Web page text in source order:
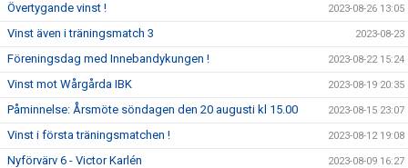
Övertygande vinst ! 2023-08-26 13:05
Vinst även i träningsmatch 3 2023-08-23
Föreningsdag med Innebandykungen ! 2023-08-22 15:24
Vinst mot Wårgårda IBK 2023-08-19 20:35
Påminnelse: Årsmöte söndagen den 20 augusti kl 15.00 2023-08-15 23:07
Vinst i första träningsmatchen ! 2023-08-12 19:08
Nyförvärv 6 - Victor Karlén 2023-08-09 16:27